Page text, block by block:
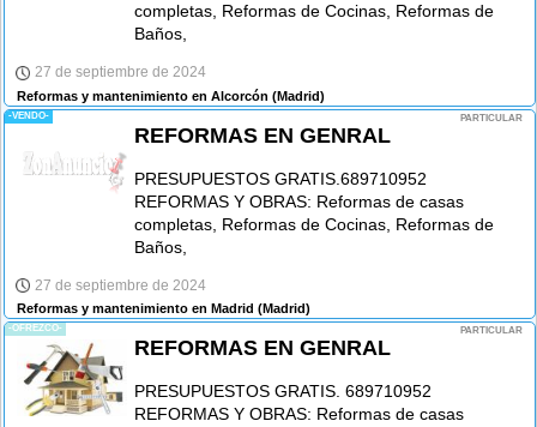
completas, Reformas de Cocinas, Reformas de
Baños,
27 de septiembre de 2024
Reformas y mantenimiento en Alcorcón (Madrid)
-VENDO- PARTICULAR
REFORMAS EN GENRAL
PRESUPUESTOS GRATIS.689710952
REFORMAS Y OBRAS: Reformas de casas
completas, Reformas de Cocinas, Reformas de
Baños,
27 de septiembre de 2024
Reformas y mantenimiento en Madrid (Madrid)
-OFREZCO- PARTICULAR
REFORMAS EN GENRAL
PRESUPUESTOS GRATIS. 689710952
REFORMAS Y OBRAS: Reformas de casas